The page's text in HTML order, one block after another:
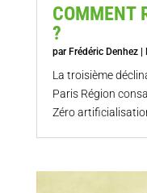
COMMENT
?
par Frédéric Denhez|
La troisième
Paris Région
Zéro